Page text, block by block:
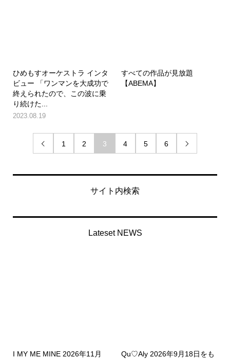
ひめもすオーケストラ インタ
ビュー 「ワンマンを大成功で
終えられたので、この波に乗
り続けた...
2023.08.19
すべての作品が見放題
【ABEMA】
 1 2 3 4 5 6 
サイト内検索
Lateset NEWS
I MY ME MINE 2026年11月
Qu♡Aly 2026年9月18日をも